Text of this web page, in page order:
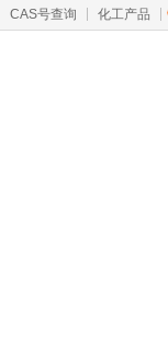
CAS号查询 化工产品